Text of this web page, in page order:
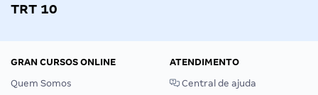
TRT 10
GRAN CURSOS ONLINE
Quem Somos
ATENDIMENTO
Central de ajuda